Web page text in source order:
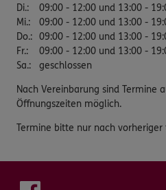
Di.:
09:00 - 12:00 und 13:00 -
Mi.:
09:00 - 12:00 und 13:00 -
Do.: 09:00 - 12:00 und 13:00 -
Fr.:
09:00 - 12:00 und 13:00 -
Sa.: geschlossen
Nach Vereinbarung sind Termine
Öffnungszeiten möglich.
Termine bitte nur nach